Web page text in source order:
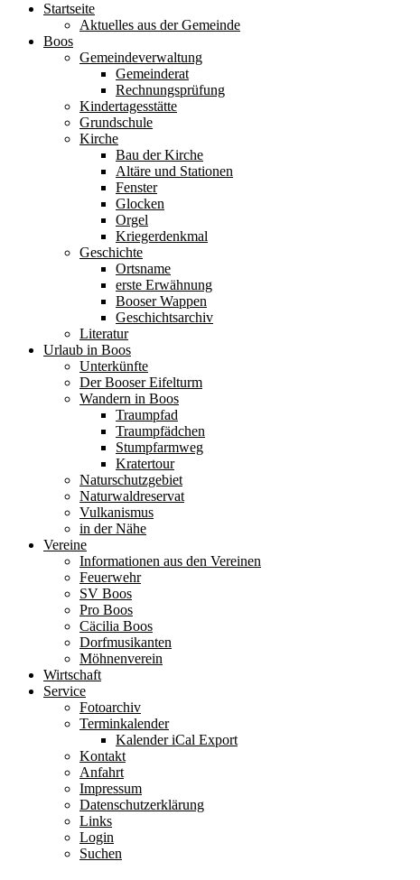
Startseite
Aktuelles aus der Gemeinde
Boos
Gemeindeverwaltung
Gemeinderat
Rechnungsprüfung
Kindertagesstätte
Grundschule
Kirche
Bau der Kirche
Altäre und Stationen
Fenster
Glocken
Orgel
Kriegerdenkmal
Geschichte
Ortsname
erste Erwähnung
Booser Wappen
Geschichtsarchiv
Literatur
Urlaub in Boos
Unterkünfte
Der Booser Eifelturm
Wandern in Boos
Traumpfad
Traumpfädchen
Stumpfarmweg
Kratertour
Naturschutzgebiet
Naturwaldreservat
Vulkanismus
in der Nähe
Vereine
Informationen aus den Vereinen
Feuerwehr
SV Boos
Pro Boos
Cäcilia Boos
Dorfmusikanten
Möhnenverein
Wirtschaft
Service
Fotoarchiv
Terminkalender
Kalender iCal Export
Kontakt
Anfahrt
Impressum
Datenschutzerklärung
Links
Login
Suchen